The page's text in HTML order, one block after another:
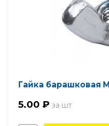
Гайка барашковая М
5.00 ₽